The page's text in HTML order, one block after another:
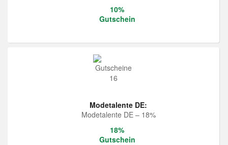
10%
Gutschein
Modetalente DE:
Modetalente DE – 18%
18%
Gutschein